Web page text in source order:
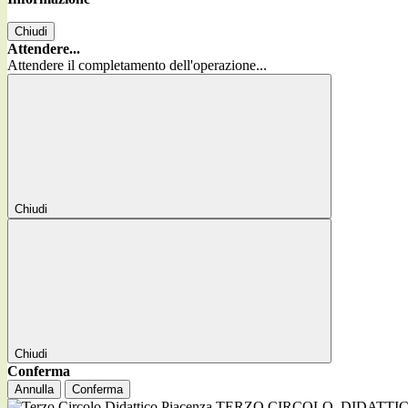
Chiudi
Attendere...
Attendere il completamento dell'operazione...
Chiudi
Chiudi
Conferma
Annulla Conferma